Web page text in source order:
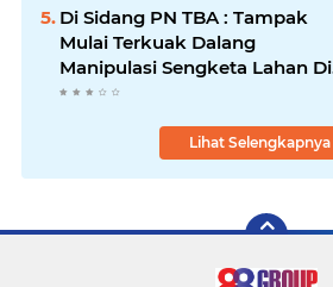
Di Sidang PN TBA : Tampak
Mulai Terkuak Dalang
Manipulasi Sengketa Lahan Di
Asahan Mati
Lihat Selengkapnya